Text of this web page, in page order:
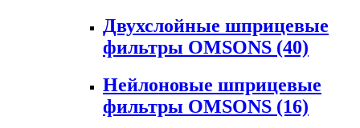
Двухслойные шприцевые
фильтры OMSONS (40)
Нейлоновые шприцевые
фильтры OMSONS (16)